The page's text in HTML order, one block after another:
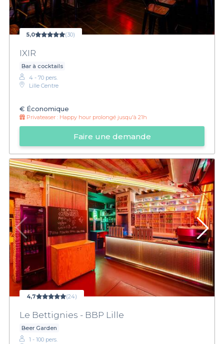
5,0 (30)
IXIR
Bar à cocktails
4 - 70 pers.
Lille Centre
€ Économique
Privateaser : Happy hour prolongé jusqu'à 21h
Faire une demande
4,7 (24)
Le Bettignies - BBP Lille
Beer Garden
1 - 100 pers.